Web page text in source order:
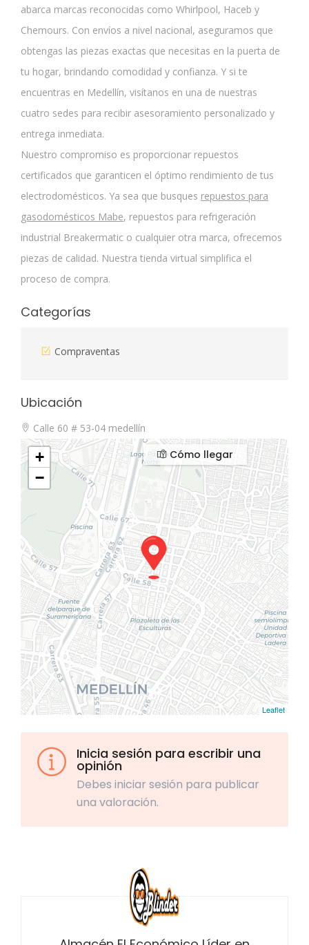
abarca marcas reconocidas como Whirlpool, Haceb y
Chemours. Con envíos a nivel nacional, aseguramos que
obtengas las piezas exactas que necesitas en la puerta de
tu hogar, brindando comodidad y confianza. Y si te
encuentras en Medellín, visítanos en una de nuestras
cuatro sedes para recibir asesoramiento personalizado y
entrega inmediata.
Nuestro compromiso es proporcionar repuestos
certificados que garanticen el óptimo rendimiento de tus
electrodomésticos. Ya sea que busques repuestos para
gasodomésticos Mabe, repuestos para refrigeración
industrial Breakermatic o cualquier otra marca, ofrecemos
piezas de calidad. Nuestra tienda virtual simplifica el
proceso de compra.
Categorías
Compraventas
Ubicación
Calle 60 # 53-04 medellín
+
−
Leaflet
Cómo llegar
Inicia sesión para escribir una
opinión
Debes iniciar sesión para publicar
una valoración.